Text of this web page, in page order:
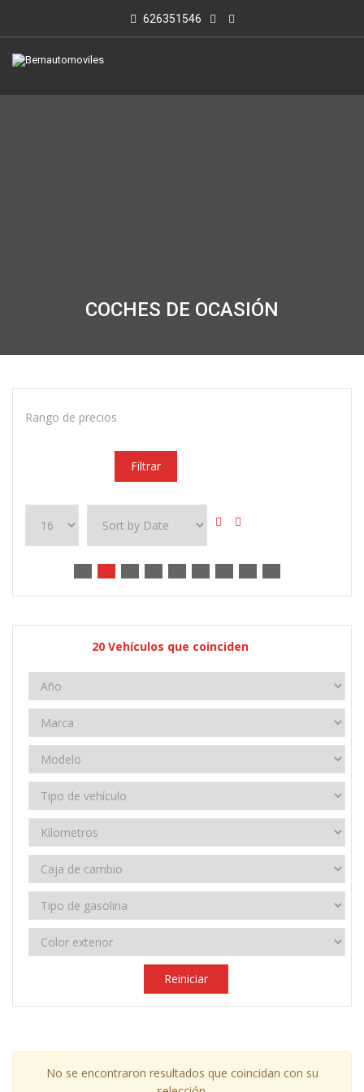
626351546
COCHES DE OCASIÓN
Rango de precios
Filtrar
20 Vehículos que coinciden
Reiniciar
No se encontraron resultados que coincidan con su